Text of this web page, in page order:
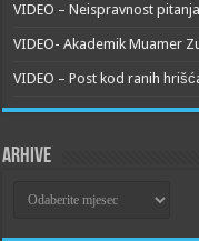
VIDEO – Neispravnost
VIDEO- Akademik Muamer
VIDEO – Post kod ranih
Arhive